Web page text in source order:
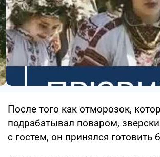
После того как отморозок,
подрабатывал поваром,
с гостем, он принялся готовить